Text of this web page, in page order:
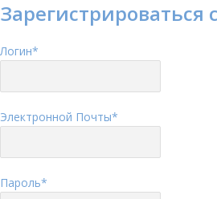
Зарегистрироваться
Логин*
Электронной Почты*
Пароль*